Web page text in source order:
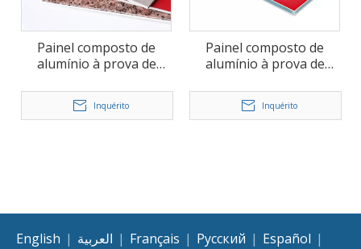
Painel composto de
alumínio à prova de
Inquérito
Painel composto de
alumínio à prova de
Inquérito
English | العربية | Français | Pусский | Español |